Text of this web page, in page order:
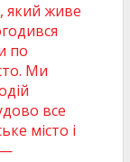
який живе
по
Ми
все
місто і
—